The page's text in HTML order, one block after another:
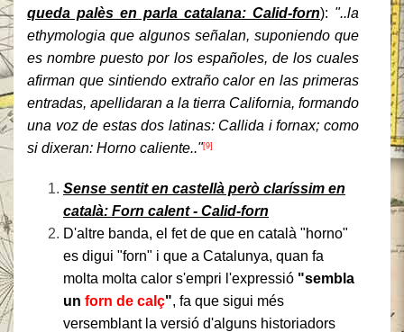
queda palès en parla catalana: Calid-forn): "..la
ethymologia que algunos señalan, suponiendo que
es nombre puesto por los españoles, de los cuales
afirman que sintiendo extraño calor en las primeras
entradas, apellidaran a la tierra California, formando
una voz de estas dos latinas: Callida i fornax; como
si dixeran: Horno caliente.."[9]
Sense sentit en castellà però claríssim en
català: Forn calent - Calid-forn
D'altre banda, el fet de que en català "horno"
es digui "forn" i que a Catalunya, quan fa
molta molta calor s'empri l'expressió "sembla
un forn de calç", fa que sigui més
versemblant la versió d'alguns historiadors